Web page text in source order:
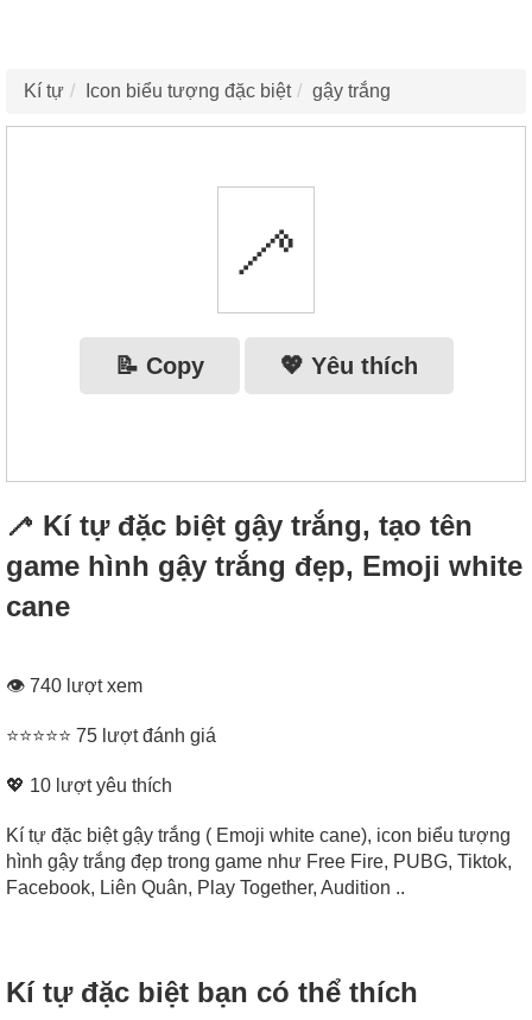
Kí tự Icon biểu tượng đặc biệt gậy trắng
🦯
📝 Copy 💖 Yêu thích
🦯 Kí tự đặc biệt gậy trắng, tạo tên
game hình gậy trắng đẹp, Emoji white
cane
👁 740 lượt xem
⭐⭐⭐⭐⭐ 75 lượt đánh giá
💖 10 lượt yêu thích
Kí tự đặc biệt gậy trắng ( Emoji white cane), icon biểu tượng
hình gậy trắng đẹp trong game như Free Fire, PUBG, Tiktok,
Facebook, Liên Quân, Play Together, Audition ..
Kí tự đặc biệt bạn có thể thích